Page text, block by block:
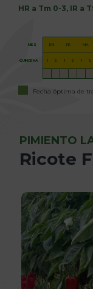
HR a Tm 0-3, IR a
MES EN FE MA
QUINCENA 1 2 1 2 1 2
Fecha óptima de
PIMIENTO
Ricote